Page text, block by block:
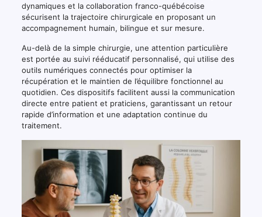
dynamiques et la collaboration franco-québécoise
sécurisent la trajectoire chirurgicale en proposant un
accompagnement humain, bilingue et sur mesure.
Au-delà de la simple chirurgie, une attention particulière
est portée au suivi rééducatif personnalisé, qui utilise des
outils numériques connectés pour optimiser la
récupération et le maintien de l’équilibre fonctionnel au
quotidien. Ces dispositifs facilitent aussi la communication
directe entre patient et praticiens, garantissant un retour
rapide d’information et une adaptation continue du
traitement.